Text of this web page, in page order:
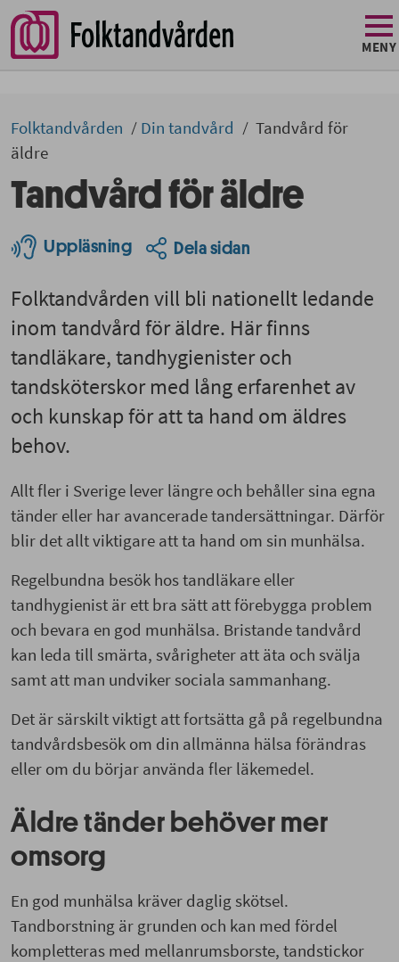
MENY
Folktandvården Din tandvård
Tandvård för
äldre
Tandvård för äldre
Uppläsning Dela sidan
Folktandvården vill bli nationellt ledande
inom tandvård för äldre. Här finns
tandläkare, tandhygienister och
tandsköterskor med lång erfarenhet av
och kunskap för att ta hand om äldres
behov.
Allt fler i Sverige lever längre och behåller sina egna
tänder eller har avancerade tandersättningar. Därför
blir det allt viktigare att ta hand om sin munhälsa.
Regelbundna besök hos tandläkare eller
tandhygienist är ett bra sätt att förebygga problem
och bevara en god munhälsa. Bristande tandvård
kan leda till smärta, svårigheter att äta och svälja
samt att man undviker sociala sammanhang.
Det är särskilt viktigt att fortsätta gå på regelbundna
tandvårdsbesök om din allmänna hälsa förändras
eller om du börjar använda fler läkemedel.
Äldre tänder behöver mer
omsorg
En god munhälsa kräver daglig skötsel.
Tandborstning är grunden och kan med fördel
kompletteras med mellanrumsborste, tandstickor